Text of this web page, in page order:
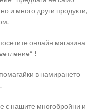
но и много други продукти,
онлайн магазина
!
в намирането
с нашите многобройни и